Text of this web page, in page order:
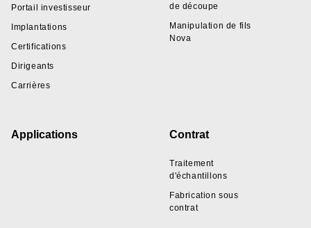
Portail investisseur
Implantations
Certifications
Dirigeants
Carrières
de découpe
Manipulation de fils
Nova
Applications Contrat
Traitement
d'échantillons
Fabrication sous
contrat